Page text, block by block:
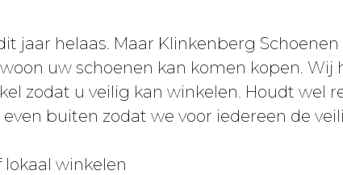
jaar helaas. Maar Klinkenberg
uw schoenen kan komen kopen. Wij
zodat u veilig kan winkelen. Houdt wel
buiten zodat we voor iedereen de
winkelen